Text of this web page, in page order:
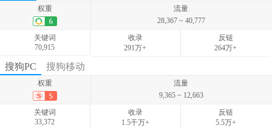
关键词
7,509
权重
流量
28,367 ~ 40,777
关键词
70,915
收录
291万+
反链
264万+
权重
关键词
7,514
搜狗PC 搜狗移动
权重
流量
9,365 ~ 12,663
关键词
33,372
收录
1.5千万+
反链
5.5万+